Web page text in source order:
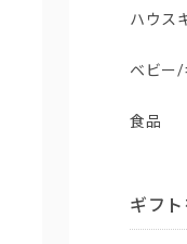
ハウス
ベビー/
食品
ギフ